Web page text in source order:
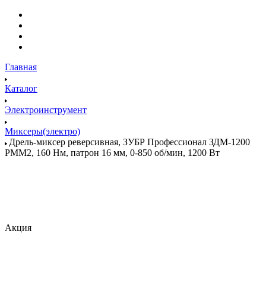
Главная
Каталог
Электроинструмент
Миксеры(электро)
Дрель-миксер реверсивная, ЗУБР Профессионал ЗДМ-1200
РММ2, 160 Нм, патрон 16 мм, 0-850 об/мин, 1200 Вт
Акция